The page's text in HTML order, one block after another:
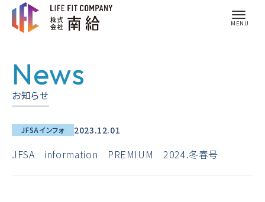
News
お知らせ
JFSAインフォ 2023.12.01
JFSA information PREMIUM 2024.冬春号